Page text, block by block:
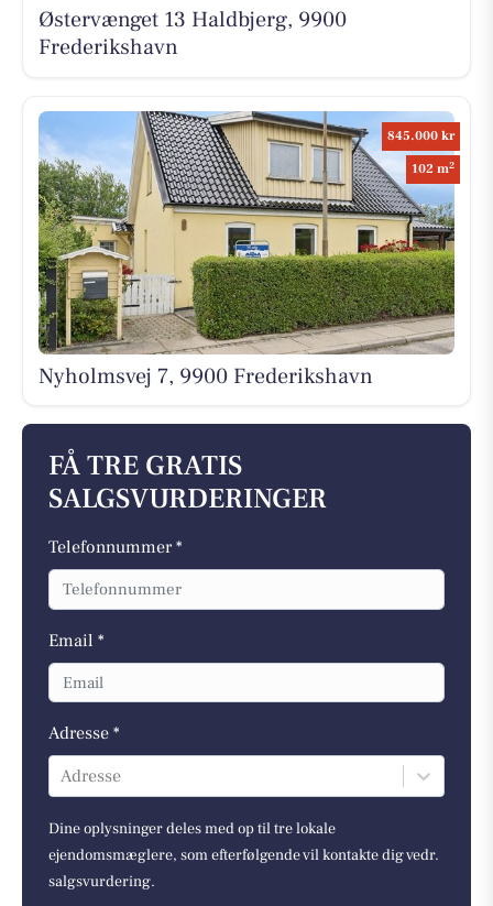
Østervænget 13 Haldbjerg, 9900
Frederikshavn
845.000 kr
102 m2
Nyholmsvej 7, 9900 Frederikshavn
FÅ TRE GRATIS
SALGSVURDERINGER
Telefonnummer *
Email *
Adresse *
Adresse
Dine oplysninger deles med op til tre lokale
ejendomsmæglere, som efterfølgende vil kontakte dig vedr.
salgsvurdering.